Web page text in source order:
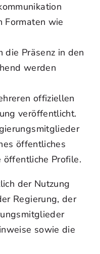
Formaten wie
die Präsenz in den
werden
offiziellen
veröffentlicht.
öffentliches
öffentliche Profile.
der Nutzung
Regierung, der
sowie die